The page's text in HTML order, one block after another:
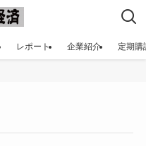
レポート 企業紹介 定期購